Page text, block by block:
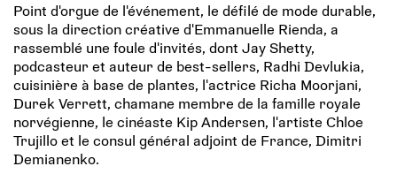
Point d'orgue de l'événement, le défilé de mode durable,
sous la direction créative d'Emmanuelle Rienda, a
rassemblé une foule d'invités, dont Jay Shetty,
podcasteur et auteur de best-sellers, Radhi Devlukia,
cuisinière à base de plantes, l'actrice Richa Moorjani,
Durek Verrett, chamane membre de la famille royale
norvégienne, le cinéaste Kip Andersen, l'artiste Chloe
Trujillo et le consul général adjoint de France, Dimitri
Demianenko.